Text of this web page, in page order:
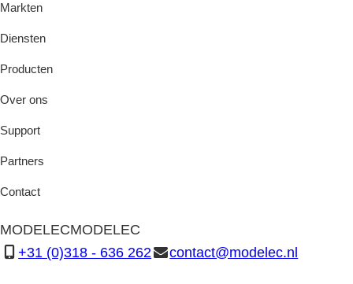
Markten
Diensten
Producten
Over ons
Support
Partners
Contact
MODELECMODELEC
+31 (0)318 - 636 262
contact@modelec.nl